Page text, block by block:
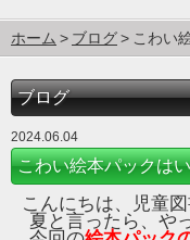
ホーム ブログ こわい
ブログ
2024.06.04
こわい絵本パックは
こんにちは、児童図
夏と言ったら、や